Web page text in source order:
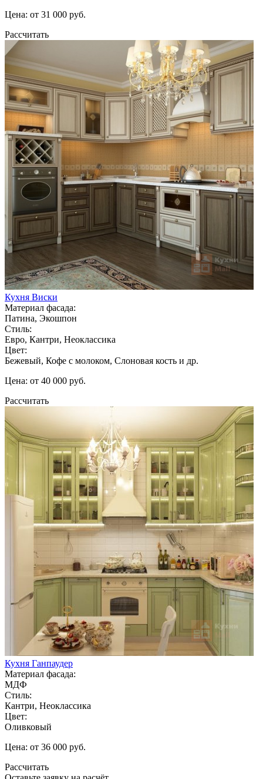
Цена: от 31 000 руб.
Рассчитать
Кухня Виски
Материал фасада:
Патина, Экошпон
Стиль:
Евро, Кантри, Неоклассика
Цвет:
Бежевый, Кофе с молоком, Слоновая кость и др.
Цена: от 40 000 руб.
Рассчитать
Кухня Ганпаудер
Материал фасада:
МДФ
Стиль:
Кантри, Неоклассика
Цвет:
Оливковый
Цена: от 36 000 руб.
Рассчитать